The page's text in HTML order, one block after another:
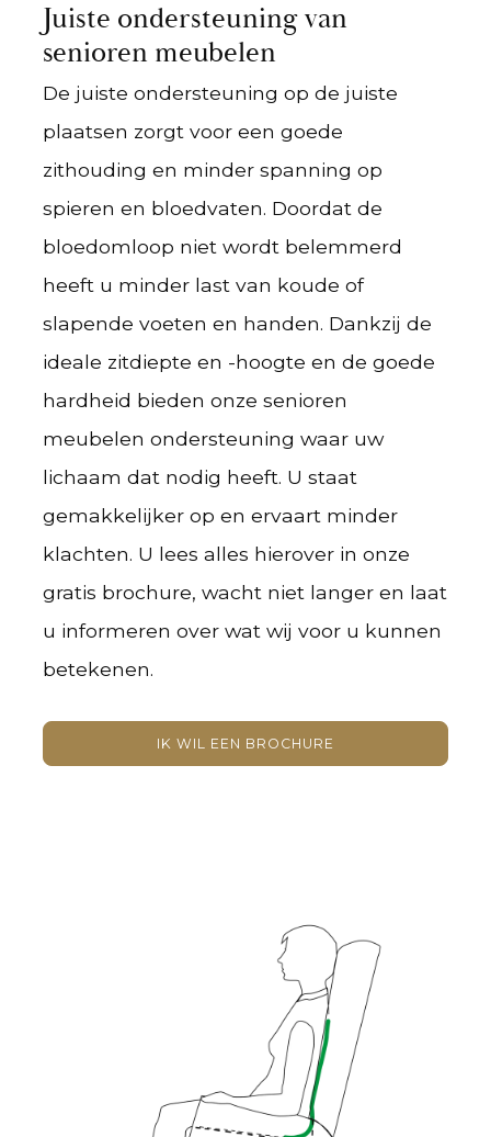
Juiste ondersteuning van
senioren meubelen
De juiste ondersteuning op de juiste
plaatsen zorgt voor een goede
zithouding en minder spanning op
spieren en bloedvaten. Doordat de
bloedomloop niet wordt belemmerd
heeft u minder last van koude of
slapende voeten en handen. Dankzij de
ideale zitdiepte en -hoogte en de goede
hardheid bieden onze senioren
meubelen ondersteuning waar uw
lichaam dat nodig heeft. U staat
gemakkelijker op en ervaart minder
klachten. U lees alles hierover in onze
gratis brochure, wacht niet langer en laat
u informeren over wat wij voor u kunnen
betekenen.
IK WIL EEN BROCHURE